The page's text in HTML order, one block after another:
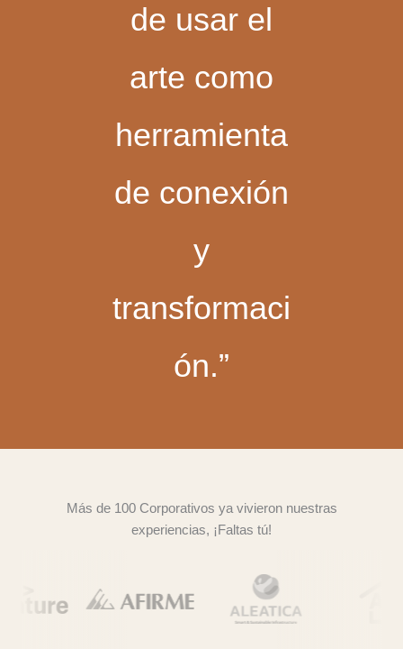
de usar el
arte como
herramienta
de conexión
y
transformaci
ón.”
Más de 100 Corporativos ya vivieron nuestras
experiencias, ¡Faltas tú!